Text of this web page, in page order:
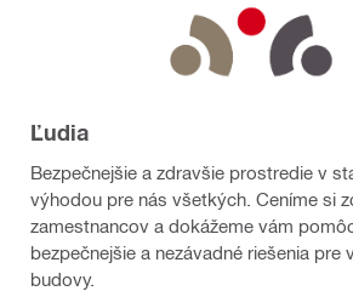
Ľudia
Bezpečnejšie a zdravšie prostredie v
výhodou pre nás všetkých. Ceníme si
zamestnancov a dokážeme vám
bezpečnejšie a nezávadné riešenia pre
budovy.